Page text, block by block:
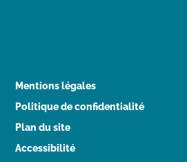
Mentions légales
Politique de confidentialité
Plan du site
Accessibilité